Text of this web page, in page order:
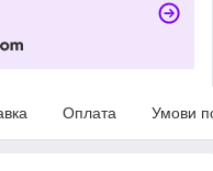
Оплата Умови